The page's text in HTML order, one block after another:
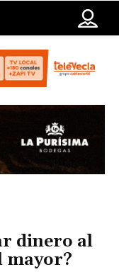
dinero al
mayor?